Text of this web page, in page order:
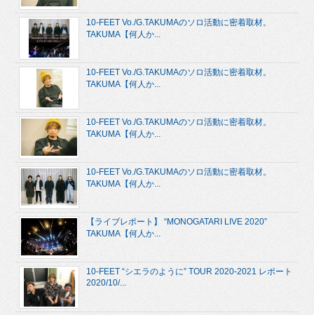
10-FEET Vo./G.TAKUMAのソロ活動に密着取材。
TAKUMA【何人か...
10-FEET Vo./G.TAKUMAのソロ活動に密着取材。
TAKUMA【何人か...
10-FEET Vo./G.TAKUMAのソロ活動に密着取材。
TAKUMA【何人か...
10-FEET Vo./G.TAKUMAのソロ活動に密着取材。
TAKUMA【何人か...
【ライブレポート】 “MONOGATARI LIVE 2020”
TAKUMA【何人か...
10-FEET “シエラのように” TOUR 2020-2021 レポート
2020/10/...